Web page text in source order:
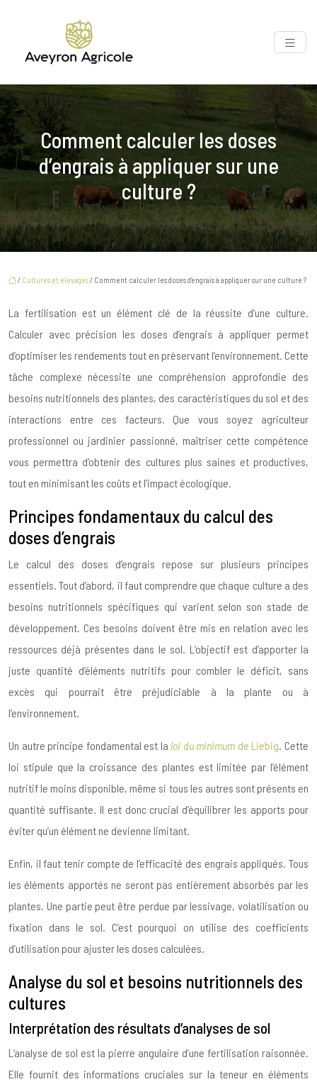
Comment calculer les doses
d’engrais à appliquer sur une
culture ?
/ Cultures et élevages/ Comment calculer les doses d’engrais à appliquer sur une culture ?
La fertilisation est un élément clé de la réussite d’une culture.
Calculer avec précision les doses d’engrais à appliquer permet
d’optimiser les rendements tout en préservant l’environnement. Cette
tâche complexe nécessite une compréhension approfondie des
besoins nutritionnels des plantes, des caractéristiques du sol et des
interactions entre ces facteurs. Que vous soyez agriculteur
professionnel ou jardinier passionné, maîtriser cette compétence
vous permettra d’obtenir des cultures plus saines et productives,
tout en minimisant les coûts et l’impact écologique.
Principes fondamentaux du calcul des
doses d’engrais
Le calcul des doses d’engrais repose sur plusieurs principes
essentiels. Tout d’abord, il faut comprendre que chaque culture a des
besoins nutritionnels spécifiques qui varient selon son stade de
développement. Ces besoins doivent être mis en relation avec les
ressources déjà présentes dans le sol. L’objectif est d’apporter la
juste quantité d’éléments nutritifs pour combler le déficit, sans
excès qui pourrait être préjudiciable à la plante ou à
l’environnement.
Un autre principe fondamental est la loi du minimum de Liebig. Cette
loi stipule que la croissance des plantes est limitée par l’élément
nutritif le moins disponible, même si tous les autres sont présents en
quantité suffisante. Il est donc crucial d’équilibrer les apports pour
éviter qu’un élément ne devienne limitant.
Enfin, il faut tenir compte de l’efficacité des engrais appliqués. Tous
les éléments apportés ne seront pas entièrement absorbés par les
plantes. Une partie peut être perdue par lessivage, volatilisation ou
fixation dans le sol. C’est pourquoi on utilise des coefficients
d’utilisation pour ajuster les doses calculées.
Analyse du sol et besoins nutritionnels des
cultures
Interprétation des résultats d’analyses de sol
L’analyse de sol est la pierre angulaire d’une fertilisation raisonnée.
Elle fournit des informations cruciales sur la teneur en éléments